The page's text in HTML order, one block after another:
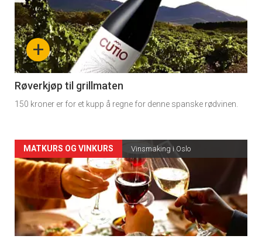
akkurat
nå
-
4
+
Røverkjøp til grillmaten
150 kroner er for et kupp å regne for denne spanske rødvinen.
Forsiden
akkurat
nå
-
MATKURS OG VINKURS Vinsmaking i Oslo